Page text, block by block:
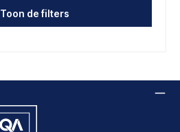
Toon de filters